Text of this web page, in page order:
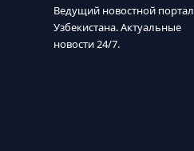
Ведущий новостной портал
Узбекистана. Актуальные
новости 24/7.